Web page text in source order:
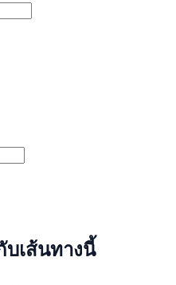
เส้นทางนี้